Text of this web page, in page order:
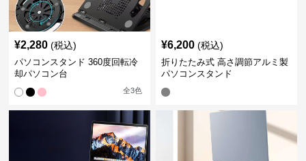
¥2,280 (税込)
パソコンスタンド 360度回転冷
却パソコン台
全3色
¥6,200 (税込)
折りたたみ式 高さ調節アルミ製
パソコンスタンド